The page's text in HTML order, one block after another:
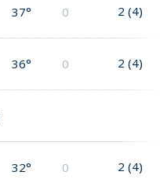
37° 0 2 (4)
36° 0 2 (4)
32° 0 2 (4)